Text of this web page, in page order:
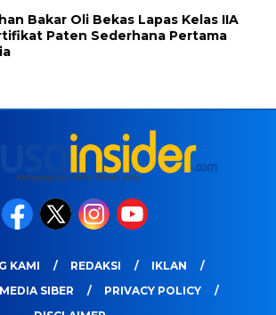
Bakar Oli Bekas Lapas Kelas IIA
Paten Sederhana Pertama
KAMI REDAKSI
IKLAN
SIBER
PRIVACY POLICY